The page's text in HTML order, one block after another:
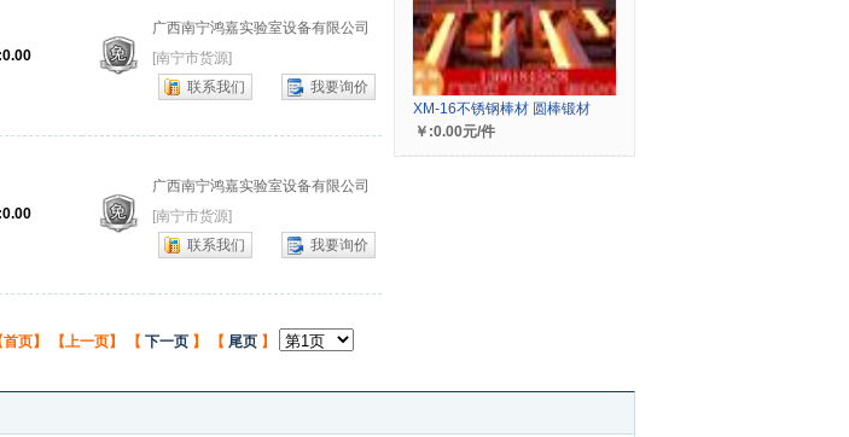
广西南宁鸿嘉实验室设备有限公司
[南宁市货源]
联系我们
我要询价
广西南宁鸿嘉实验室设备有限公司
[南宁市货源]
联系我们
我要询价
页】 【上一页】 【 下一页 】 【 尾页 】
XM-16不锈钢棒材 圆棒锻材
￥:0.00元/件